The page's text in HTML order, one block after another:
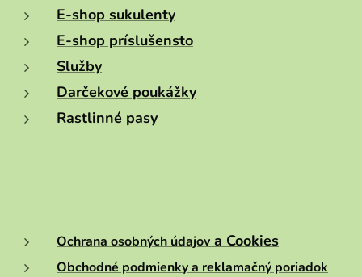
E-shop sukulenty
E-shop príslušensto
Služby
Darčekové poukážky
Rastlinné pasy
Ochrana osobných údajov a Cookies
Obchodné podmienky a reklamačný poriadok